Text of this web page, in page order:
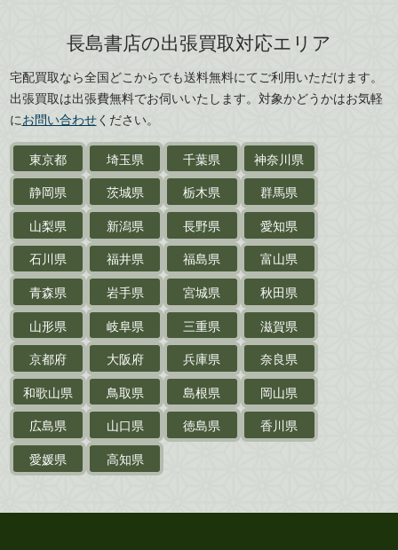
刀剣・鎧・ 甲冑
武道書・武術書
近代文学・
サイン色紙
作家草稿・原稿・肉筆物
探偵小説・推理小説
乗物
鉄道・
電車・バス
戦前・戦中の紙物・資料
絵葉書
支那・満洲・朝鮮・
台湾関係古資料
ポスター・チラシ・
島根県
岡山県
徳島県
香川県
愛媛県
長島書店の出張買取対応エリア
宅配買取なら全国どこからでも送料無料にてご利用いただけます。
出張買取は出張費無料でお伺いいたします。対象かどうかはお気軽
にお問い合わせください。
東京都 埼玉県 千葉県
神奈川県
静岡県
茨城県 栃木県
群馬県
山梨県
新潟県 長野県
愛知県
石川県
福井県 福島県
富山県
青森県
岩手県 宮城県
秋田県
山形県
岐阜県 三重県
滋賀県
京都府
大阪府 兵庫県
奈良県
和歌山県
鳥取県 島根県
岡山県
広島県
山口県 徳島県
香川県
愛媛県
高知県